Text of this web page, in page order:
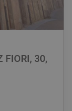
FIORI, 30,